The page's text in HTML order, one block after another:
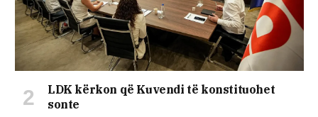
LDK kërkon që Kuvendi të konstituohet
sonte